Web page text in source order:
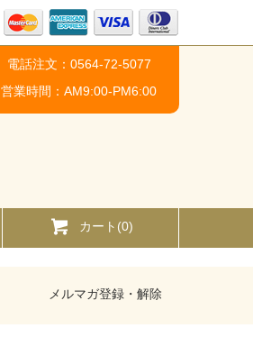
電話注文：0564-72-5077
営業時間：AM9:00-PM6:00
カート(0)
メルマガ登録・解除